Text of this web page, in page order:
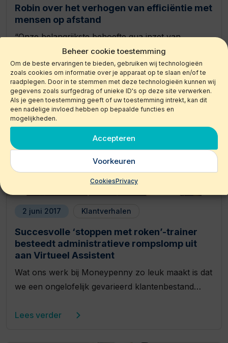
Beheer cookie toestemming
Om de beste ervaringen te bieden, gebruiken wij technologieën
zoals cookies om informatie over je apparaat op te slaan en/of te
raadplegen. Door in te stemmen met deze technologieën kunnen wij
gegevens zoals surfgedrag of unieke ID's op deze site verwerken.
Als je geen toestemming geeft of uw toestemming intrekt, kan dit
een nadelige invloed hebben op bepaalde functies en
mogelijkheden.
Accepteren
Voorkeuren
CookiesPrivacy
Robin over het verhogen van efficiëntie met
mensen op afstand
“Onze belangrijkste behoefte qua inzet van
personeel is een flexibele schil, omdat wij als…
Lees verder
2 juni 2017 Klantverhalen
Succesvolle ‘stoppen met roken’-trainer
besteedt administratieve rompslomp uit
aan Virtueel Assistent
Wat ons werk bij Moneypenny zo leuk maakt is dat
we een ongelofelijk gevarieerd klantenbestand…
Lees verder